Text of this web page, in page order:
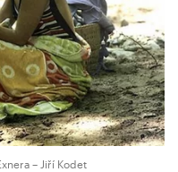
– Jiří Kodet